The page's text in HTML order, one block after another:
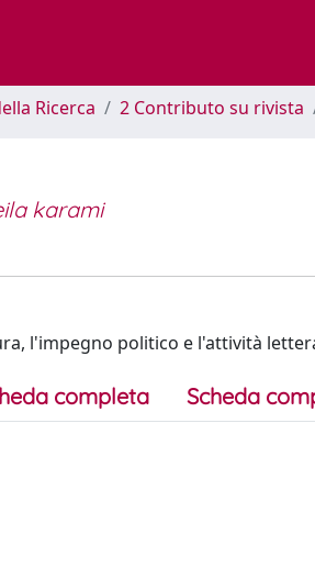
Ricerca 2 Contributo su rivista
karami
l'impegno politico e l'attività
completa Scheda